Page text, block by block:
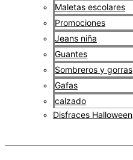
Maletas escolares
Promociones
Jeans niña
Guantes
Sombreros y gorras
Gafas
calzado
Disfraces Halloween